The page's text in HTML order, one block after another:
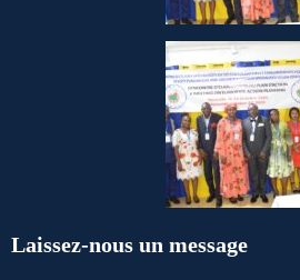
Laissez-nous un message